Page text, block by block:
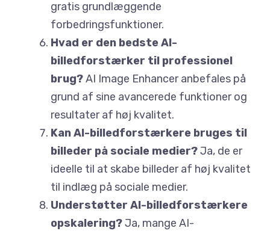
gratis grundlæggende
forbedringsfunktioner.
Hvad er den bedste AI-
billedforstærker til professionel
brug?AI Image Enhancer anbefales på
grund af sine avancerede funktioner og
resultater af høj kvalitet.
Kan AI-billedforstærkere bruges til
billeder på sociale medier?Ja, de er
ideelle til at skabe billeder af høj kvalitet
til indlæg på sociale medier.
Understøtter AI-billedforstærkere
opskalering?Ja, mange AI-